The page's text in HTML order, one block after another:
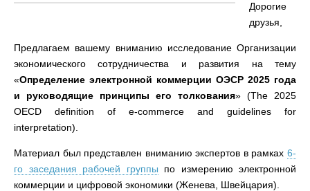
Дорогие
друзья,
Предлагаем вашему вниманию исследование Организации
экономического сотрудничества и развития на тему
«Определение электронной коммерции ОЭСР 2025 года
и руководящие принципы его толкования» (The 2025
OECD definition of e-commerce and guidelines for
interpretation).
Материал был представлен вниманию экспертов в рамках 6-
го заседания рабочей группы по измерению электронной
коммерции и цифровой экономики (Женева, Швейцария).